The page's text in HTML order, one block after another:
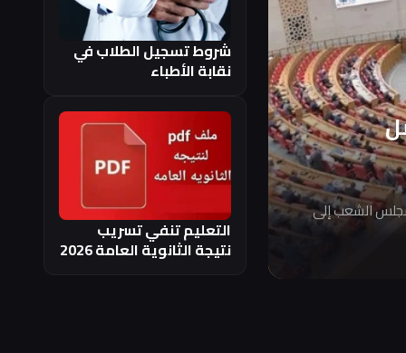
الشعب إلى
شروط تسجيل الطلاب في
نقابة الأطباء
التعليم تنفي تسريب
نتيجة الثانوية العامة 2026